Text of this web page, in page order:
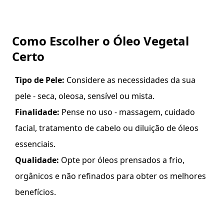
Como Escolher o Óleo Vegetal
Certo
Tipo de Pele: Considere as necessidades da sua
pele - seca, oleosa, sensível ou mista.
Finalidade: Pense no uso - massagem, cuidado
facial, tratamento de cabelo ou diluição de óleos
essenciais.
Qualidade: Opte por óleos prensados a frio,
orgânicos e não refinados para obter os melhores
benefícios.